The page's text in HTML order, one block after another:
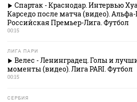
Спартак - Краснодар. Интервью
Карседо после матча (видео).
Российская Премьер-Лига. Футбол
00:15
ЛИГА ПАРИ
Велес - Ленинградец. Голы и
моменты (видео). Лига PARI. Футбол
00:15
СЕРБИЯ